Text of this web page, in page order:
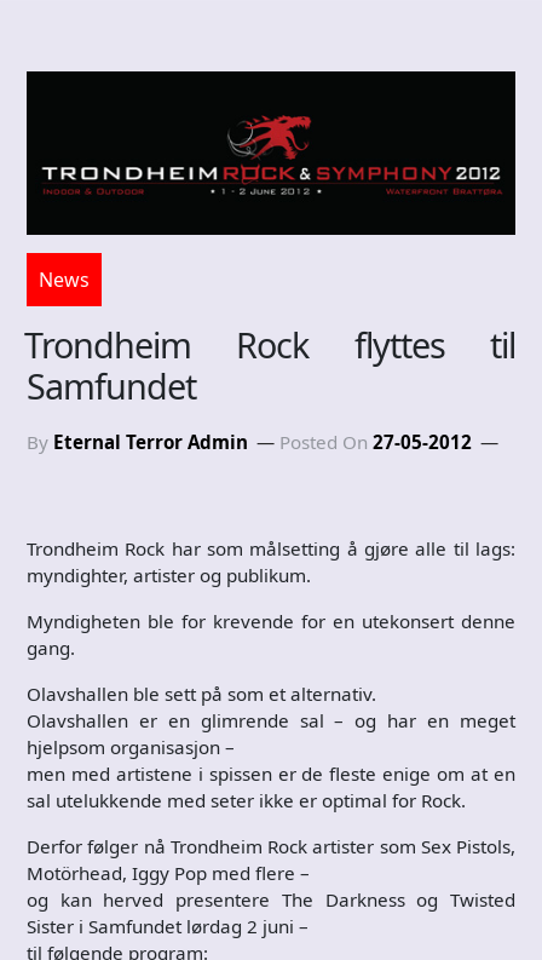
News
Trondheim Rock flyttes til
Samfundet
By Eternal Terror Admin Posted On 27-05-2012
Trondheim Rock har som målsetting å gjøre alle til lags:
myndighter, artister og publikum.
Myndigheten ble for krevende for en utekonsert denne
gang.
Olavshallen ble sett på som et alternativ.
Olavshallen er en glimrende sal – og har en meget
hjelpsom organisasjon –
men med artistene i spissen er de fleste enige om at en
sal utelukkende med seter ikke er optimal for Rock.
Derfor følger nå Trondheim Rock artister som Sex Pistols,
Motörhead, Iggy Pop med flere –
og kan herved presentere The Darkness og Twisted
Sister i Samfundet lørdag 2 juni –
til følgende program: